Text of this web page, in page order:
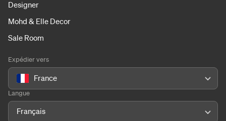
Designer
Mohd & Elle Decor
Sale Room
Expédier vers
France
Langue
Français